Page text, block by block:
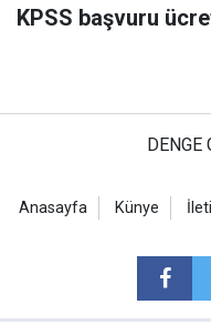
KPSS başvuru
Anasayfa Künye